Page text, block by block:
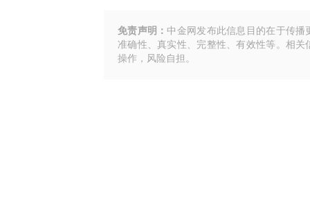
免责声明： 中金网发布此信息目的在于传
准确性、真实性、完整性、有效性等。相
操作，风险自担。